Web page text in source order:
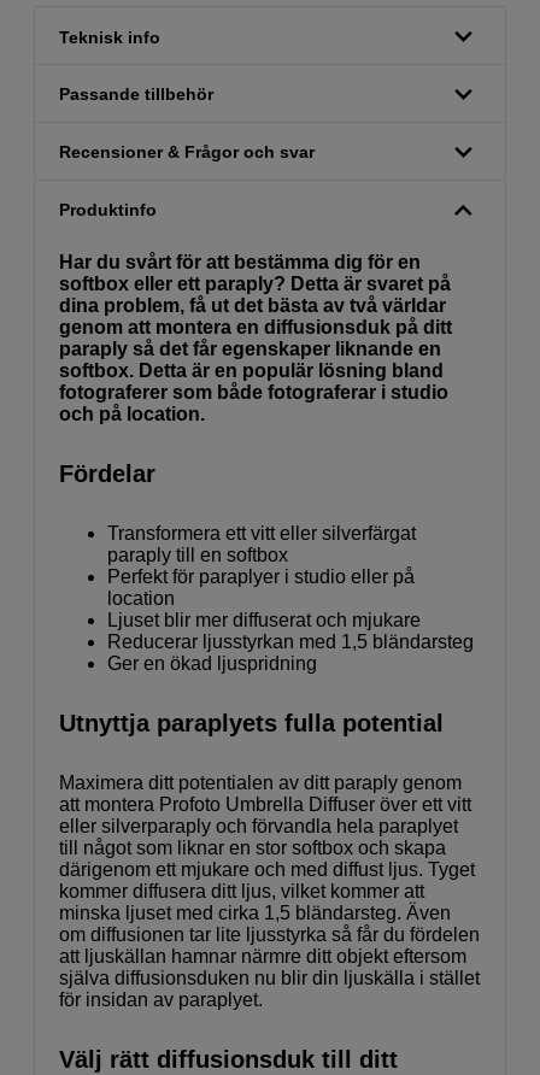
Teknisk info
Passande tillbehör
Recensioner & Frågor och svar
Produktinfo
Har du svårt för att bestämma dig för en
softbox eller ett paraply? Detta är svaret på
dina problem, få ut det bästa av två världar
genom att montera en diffusionsduk på ditt
paraply så det får egenskaper liknande en
softbox. Detta är en populär lösning bland
fotograferer som både fotograferar i studio
och på location.
Fördelar
Transformera ett vitt eller silverfärgat
paraply till en softbox
Perfekt för paraplyer i studio eller på
location
Ljuset blir mer diffuserat och mjukare
Reducerar ljusstyrkan med 1,5 bländarsteg
Ger en ökad ljuspridning
Utnyttja paraplyets fulla potential
Maximera ditt potentialen av ditt paraply genom
att montera Profoto Umbrella Diffuser över ett vitt
eller silverparaply och förvandla hela paraplyet
till något som liknar en stor softbox och skapa
därigenom ett mjukare och med diffust ljus. Tyget
kommer diffusera ditt ljus, vilket kommer att
minska ljuset med cirka 1,5 bländarsteg. Även
om diffusionen tar lite ljusstyrka så får du fördelen
att ljuskällan hamnar närmre ditt objekt eftersom
själva diffusionsduken nu blir din ljuskälla i stället
för insidan av paraplyet.
Välj rätt diffusionsduk till ditt